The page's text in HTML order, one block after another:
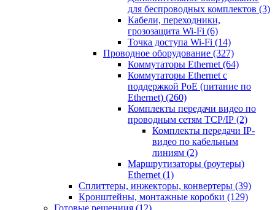
для беспроводных комплектов (3)
Кабели, переходники,
грозозащита Wi-Fi (6)
Точка доступа Wi-Fi (14)
Проводное оборудование (327)
Коммутаторы Ethernet (64)
Коммутаторы Ethernet с
поддержкой PoE (питание по
Ethernet) (260)
Комплекты передачи видео по
проводным сетям TCP/IP (2)
Комплекты передачи IP-
видео по кабельным
линиям (2)
Маршрутизаторы (роутеры)
Ethernet (1)
Сплиттеры, инжекторы, конвертеры (39)
Кронштейны, монтажные коробки (129)
Готовые решениия (12)